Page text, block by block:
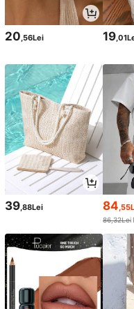
20,56Lei 19
39,88Lei 84
86,32Lei